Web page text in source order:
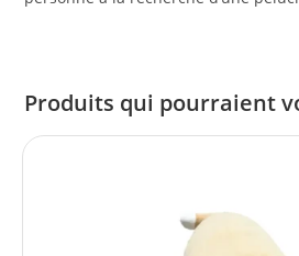
Produits qui pourraient